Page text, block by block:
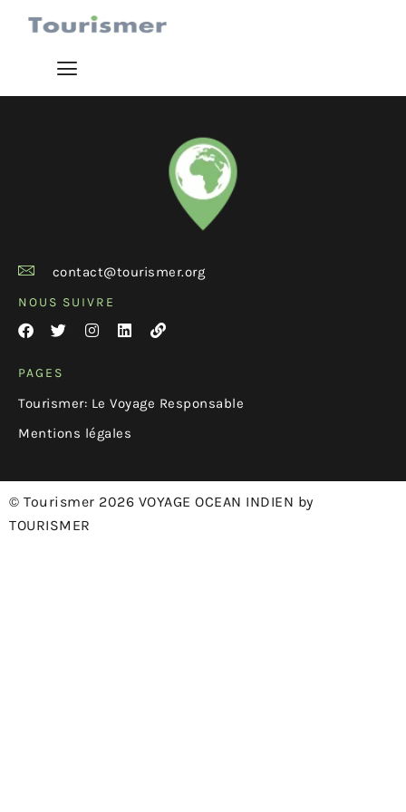
contact@tourismer.org
NOUS SUIVRE
PAGES
Tourismer: Le Voyage Responsable
Mentions légales
© Tourismer 2026 VOYAGE OCEAN INDIEN by
TOURISMER